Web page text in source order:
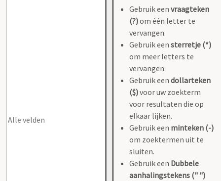
Gebruik een vraagteken
(?)om één letter te
vervangen.
Gebruik een sterretje (*)
om meer letters te
vervangen.
Gebruik een dollarteken
($)voor uw zoekterm
voor resultaten die op
elkaar lijken.
Gebruik een minteken (-)
om zoektermen uit te
sluiten.
Gebruik een Dubbele
aanhalingstekens (" ")